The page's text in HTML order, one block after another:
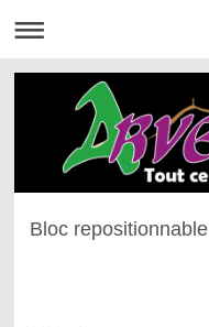
Bloc repositionnable